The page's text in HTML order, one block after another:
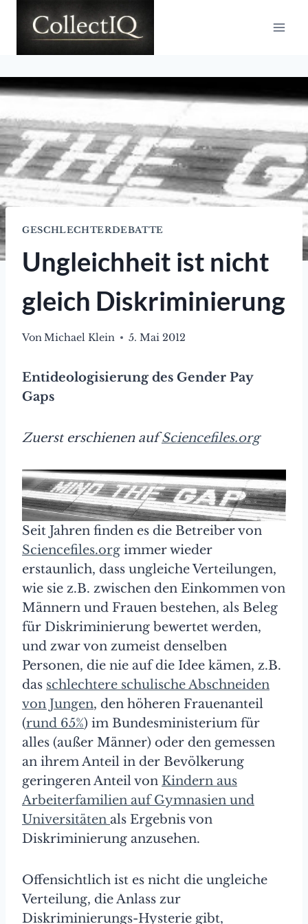
Inhalt
GESCHLECHTERDEBATTE
Ungleichheit ist nicht
gleich Diskriminierung
VonMichael Klein 5. Mai 2012
Entideologisierung des Gender Pay
Gaps
Zuerst erschienen aufSciencefiles.org
Seit Jahren finden es die Betreiber von
Sciencefiles.org immer wieder
erstaunlich, dass ungleiche Verteilungen,
wie sie z.B. zwischen den Einkommen von
Männern und Frauen bestehen, als Beleg
für Diskriminierung bewertet werden,
und zwar von zumeist denselben
Personen, die nie auf die Idee kämen, z.B.
das schlechtere schulische Abschneiden
von Jungen, den höheren Frauenanteil
(rund 65%) im Bundesministerium für
alles (außer Männer) oder den gemessen
an ihrem Anteil in der Bevölkerung
geringeren Anteil von Kindern aus
Arbeiterfamilien auf Gymnasien und
Universitäten als Ergebnis von
Diskriminierung anzusehen.
Offensichtlich ist es nicht die ungleiche
Verteilung, die Anlass zur
Diskriminierungs-Hysterie gibt,